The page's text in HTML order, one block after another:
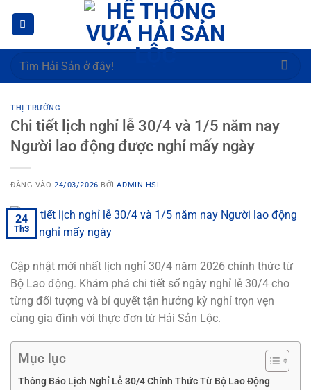
dung
Tìm
THỊ TRƯỜNG
Chi tiết lịch nghỉ lễ 30/4 và 1/5 năm nay
Người lao động được nghỉ mấy ngày
ĐĂNG VÀO24/03/2026 BỞIADMIN HSL
24
Th3
Cập nhật mới nhất lịch nghỉ 30/4 năm 2026 chính thức từ
Bộ Lao động. Khám phá chi tiết số ngày nghỉ lễ 30/4 cho
từng đối tượng và bí quyết tận hưởng kỳ nghỉ trọn vẹn
cùng gia đình với thực đơn từ Hải Sản Lộc.
Mục lục
Thông Báo Lịch Nghỉ Lễ 30/4 Chính Thức Từ Bộ Lao Động